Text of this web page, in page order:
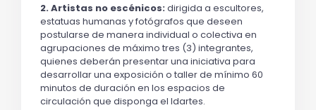
2. Artistas no escénicos: dirigida a escultores,
estatuas humanas y fotógrafos que deseen
postularse de manera individual o colectiva en
agrupaciones de máximo tres (3) integrantes,
quienes deberán presentar una iniciativa para
desarrollar una exposición o taller de mínimo 60
minutos de duración en los espacios de
circulación que disponga el Idartes.